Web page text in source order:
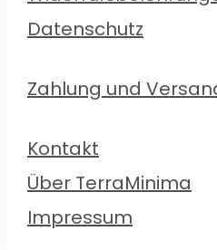
Datenschutz
Zahlung und
Kontakt
Über TerraMinima
Impressum